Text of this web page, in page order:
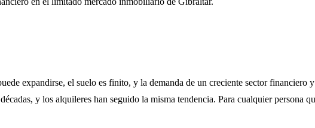
expandirse, el suelo es finito, y la demanda de un creciente sector financiero
y los alquileres han seguido la misma tendencia. Para cualquier persona